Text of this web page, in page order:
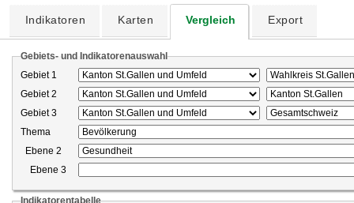
Indikatoren Karten Vergleich Export
Gebiets- und Indikatorenauswahl
Gebiet 1
Gebiet 2
Gebiet 3
Thema
Ebene 2
Ebene 3
Indikatorentabelle